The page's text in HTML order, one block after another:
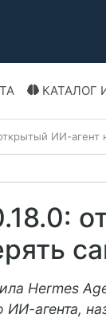
КАТАЛОГ
ИИ-агент
Hermes
ИИ-агента,